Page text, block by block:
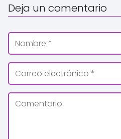
Deja un comentario